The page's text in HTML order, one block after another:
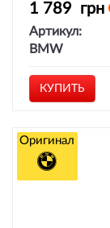
1 789 грн
Артикул:
BMW
КУПИТЬ
Оригинал